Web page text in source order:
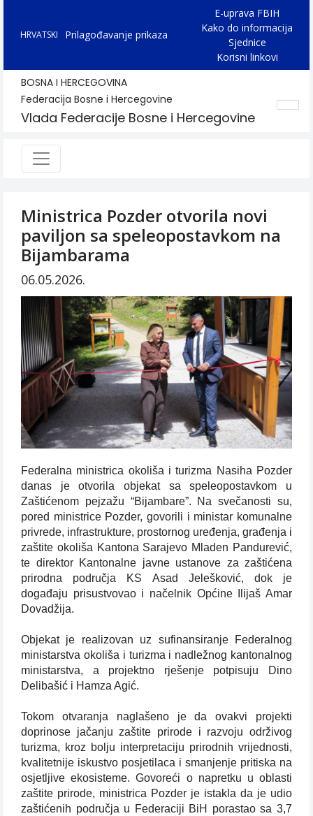
HRVATSKI Prilagođavanje prikaza
E-uprava FBIH
Kako do informacija
Sjednice
Korisni linkovi
BOSNA I HERCEGOVINA
Federacija Bosne i Hercegovine
Vlada Federacije Bosne i Hercegovine
Ministrica Pozder otvorila novi
paviljon sa speleopostavkom na
Bijambarama
06.05.2026.
Federalna ministrica okoliša i turizma Nasiha Pozder
danas je otvorila objekat sa speleopostavkom u
Zaštićenom pejzažu “Bijambare”. Na svečanosti su,
pored ministrice Pozder, govorili i ministar komunalne
privrede, infrastrukture, prostornog uređenja, građenja i
zaštite okoliša Kantona Sarajevo Mladen Pandurević,
te direktor Kantonalne javne ustanove za zaštićena
prirodna područja KS Asad Jelešković, dok je
događaju prisustvovao i načelnik Općine Ilijaš Amar
Dovadžija.
Objekat je realizovan uz sufinansiranje Federalnog
ministarstva okoliša i turizma i nadležnog kantonalnog
ministarstva, a projektno rješenje potpisuju Dino
Delibašić i Hamza Agić.
Tokom otvaranja naglašeno je da ovakvi projekti
doprinose jačanju zaštite prirode i razvoju održivog
turizma, kroz bolju interpretaciju prirodnih vrijednosti,
kvalitetnije iskustvo posjetilaca i smanjenje pritiska na
osjetljive ekosisteme. Govoreći o napretku u oblasti
zaštite prirode, ministrica Pozder je istakla da je udio
zaštićenih područja u Federaciji BiH porastao sa 3,7